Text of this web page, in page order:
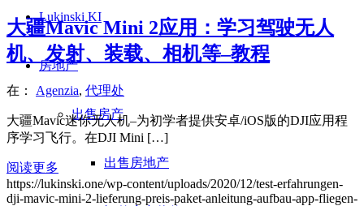
Lukinski KI
房地产
出售房产
出售房地产
大疆Mavic Mini 2应用：学习驾驶无人
机、发射、装载、相机等–教程
在： Agenzia, 代理处
大疆Mavic迷你无人机–为初学者提供安卓/iOS版的DJI应用程
序学习飞行。在DJI Mini […]
阅读更多
https://lukinski.one/wp-content/uploads/2020/12/test-erfahrungen-
dji-mavic-mini-2-lieferung-preis-paket-anleitung-aufbau-app-fliegen-